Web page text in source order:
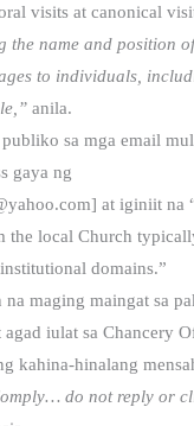
visits at canonical
the name and position
to individuals,
anila.
sa mga email
gaya ng
] at iginiit na
the local Church
domains.”
na maging maingat sa
iulat sa Chancery
kahina-hinalang
do not reply or